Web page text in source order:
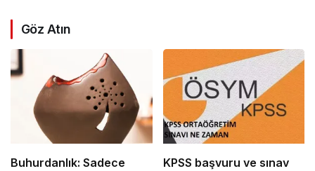
Göz Atın
Buhurdanlık: Sadece
KPSS başvuru ve sınav